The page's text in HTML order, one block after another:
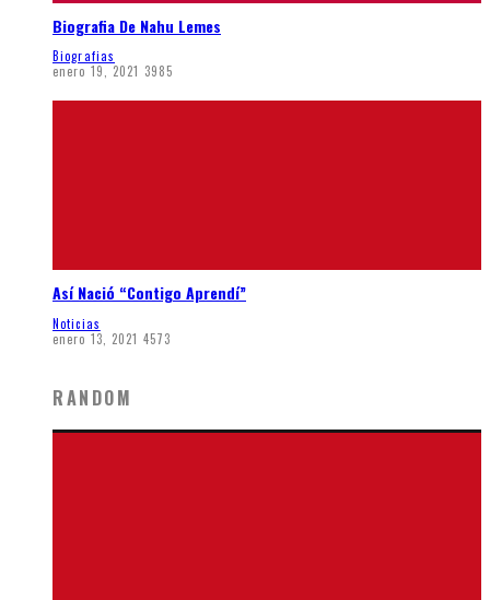
Biografia De Nahu Lemes
Biografias
enero 19, 2021 3985
Así Nació “Contigo Aprendí”
Noticias
enero 13, 2021 4573
RANDOM